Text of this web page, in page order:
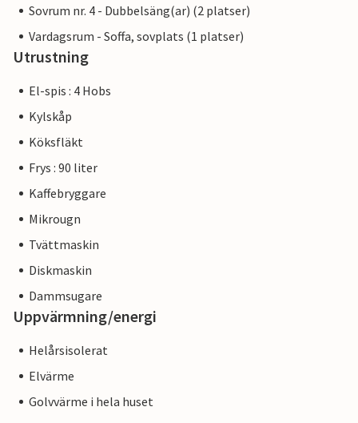
Sovrum nr. 4 - Dubbelsäng(ar) (2 platser)
Vardagsrum - Soffa, sovplats (1 platser)
Utrustning
El-spis : 4 Hobs
Kylskåp
Köksfläkt
Frys : 90 liter
Kaffebryggare
Mikrougn
Tvättmaskin
Diskmaskin
Dammsugare
Uppvärmning/energi
Helårsisolerat
Elvärme
Golvvärme i hela huset